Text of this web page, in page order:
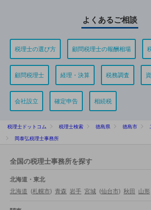
よくあるご相談
税理士の選び方 顧問税理士の報酬相場
顧問税理士 経理・決算 税務調査
会社設立 確定申告 相続税
税理士ドットコム 税理士検索 徳島県 徳島市
岡泰弘税理士事務所
全国の税理士事務所を探す
北海道・東北
北海道 (札幌市) 青森 岩手 宮城 (仙台市) 秋田 山形